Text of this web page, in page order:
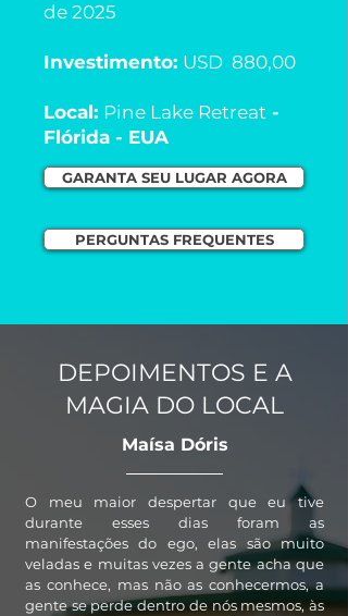
de 2025
Investimento: USD 880,00
Local: Pine Lake Retreat -
Flórida - EUA
GARANTA SEU LUGAR AGORA
PERGUNTAS FREQUENTES
DEPOIMENTOS E A
MAGIA DO LOCAL​​
Maísa Dóris
O meu maior despertar que eu tive
durante esses dias foram as
manifestações do ego, elas são muito
veladas e muitas vezes a gente acha que
as conhece, mas não as conhecermos, a
gente se perde dentro de nós mesmos, às